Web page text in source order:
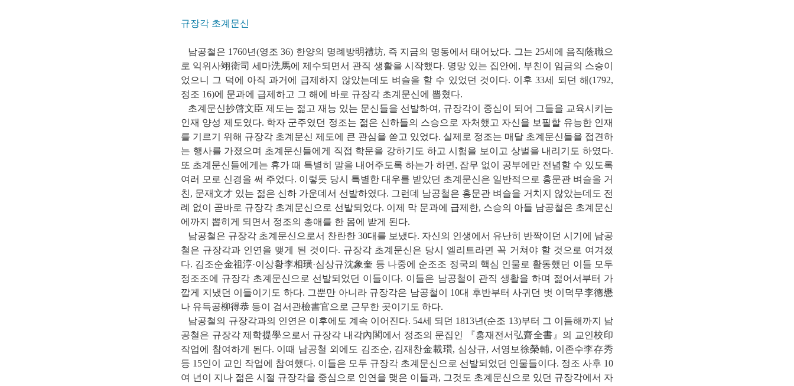
규장각 초계문신
남공철은 1760년(영조 36) 한양의 명례방明禮坊, 즉 지금의 명동에서 태어났다. 그는 25세에 음직蔭職으
로 익위사翊衛司 세마洗馬에 제수되면서 관직 생활을 시작했다. 명망 있는 집안에, 부친이 임금의 스승이
었으니 그 덕에 아직 과거에 급제하지 않았는데도 벼슬을 할 수 있었던 것이다. 이후 33세 되던 해(1792,
정조 16)에 문과에 급제하고 그 해에 바로 규장각 초계문신에 뽑혔다.
초계문신抄啓文臣 제도는 젊고 재능 있는 문신들을 선발하여, 규장각이 중심이 되어 그들을 교육시키는
인재 양성 제도였다. 학자 군주였던 정조는 젊은 신하들의 스승으로 자처했고 자신을 보필할 유능한 인재
를 기르기 위해 규장각 초계문신 제도에 큰 관심을 쏟고 있었다. 실제로 정조는 매달 초계문신들을 접견하
는 행사를 가졌으며 초계문신들에게 직접 학문을 강하기도 하고 시험을 보이고 상벌을 내리기도 하였다.
또 초계문신들에게는 휴가 때 특별히 말을 내어주도록 하는가 하면, 잡무 없이 공부에만 전념할 수 있도록
여러 모로 신경을 써 주었다. 이렇듯 당시 특별한 대우를 받았던 초계문신은 일반적으로 홍문관 벼슬을 거
친, 문재文才 있는 젊은 신하 가운데서 선발하였다. 그런데 남공철은 홍문관 벼슬을 거치지 않았는데도 전
례 없이 곧바로 규장각 초계문신으로 선발되었다. 이제 막 문과에 급제한, 스승의 아들 남공철은 초계문신
에까지 뽑히게 되면서 정조의 총애를 한 몸에 받게 된다.
남공철은 규장각 초계문신으로서 찬란한 30대를 보냈다. 자신의 인생에서 유난히 반짝이던 시기에 남공
철은 규장각과 인연을 맺게 된 것이다. 규장각 초계문신은 당시 엘리트라면 꼭 거쳐야 할 것으로 여겨졌
다. 김조순金祖淳·이상황李相璜·심상규沈象奎 등 나중에 순조조 정국의 핵심 인물로 활동했던 이들 모두
정조조에 규장각 초계문신으로 선발되었던 이들이다. 이들은 남공철이 관직 생활을 하며 젊어서부터 가
깝게 지냈던 이들이기도 하다. 그뿐만 아니라 규장각은 남공철이 10대 후반부터 사귀던 벗 이덕무李德懋
나 유득공柳得恭 등이 검서관檢書官으로 근무한 곳이기도 하다.
남공철의 규장각과의 인연은 이후에도 계속 이어진다. 54세 되던 1813년(순조 13)부터 그 이듬해까지 남
공철은 규장각 제학提學으로서 규장각 내각內閣에서 정조의 문집인 『홍재전서弘齋全書』의 교인校印
작업에 참여하게 된다. 이때 남공철 외에도 김조순, 김재찬金載瓚, 심상규, 서영보徐榮輔, 이존수李存秀
등 15인이 교인 작업에 참여했다. 이들은 모두 규장각 초계문신으로 선발되었던 인물들이다. 정조 사후 10
여 년이 지나 젊은 시절 규장각을 중심으로 인연을 맺은 이들과, 그것도 초계문신으로 있던 규장각에서 자